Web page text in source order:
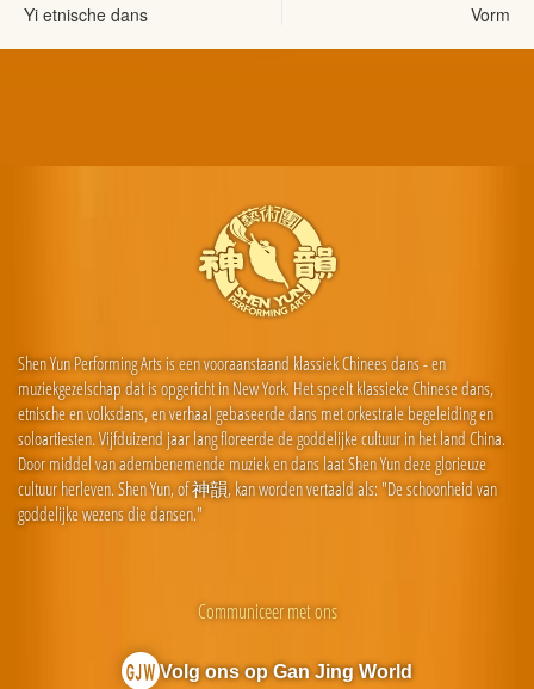
Yi etnische dans Vorm
Shen Yun Performing Arts is een vooraanstaand klassiek Chinees dans - en
muziekgezelschap dat is opgericht in New York. Het speelt klassieke Chinese dans,
etnische en volksdans, en verhaal gebaseerde dans met orkestrale begeleiding en
soloartiesten. Vijfduizend jaar lang floreerde de goddelijke cultuur in het land China.
Door middel van adembenemende muziek en dans laat Shen Yun deze glorieuze
cultuur herleven. Shen Yun, of 神韻, kan worden vertaald als: "De schoonheid van
goddelijke wezens die dansen."
Communiceer met ons
Volg ons op Gan Jing World